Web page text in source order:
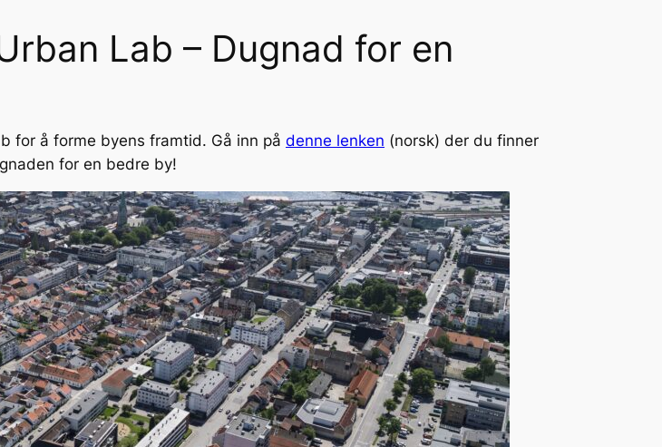
Lab – Dugnad for en
for å forme byens framtid. Gå inn på denne lenken (norsk) der du finner
for en bedre by!